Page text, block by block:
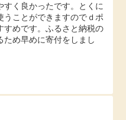
く良かったです。とくに
うことができますのでｄポ
すめです。ふるさと納税の
め早めに寄付をしまし